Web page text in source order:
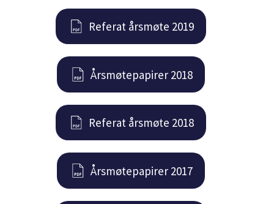
Referat årsmøte 2019
Årsmøtepapirer 2018
Referat årsmøte 2018
Årsmøtepapirer 2017